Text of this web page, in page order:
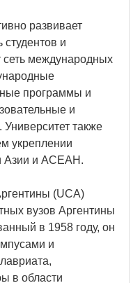
развивает
и
сеть международных
программы и
и
Университет также
укреплении
Азии и АСЕАН.
(UCA)
вузов Аргентины
в 1958 году, он
и
в области